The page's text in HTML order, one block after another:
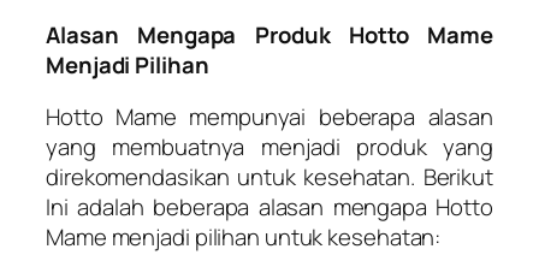
Alasan Mengapa Produk Hotto Mame
Menjadi Pilihan
Hotto Mame mempunyai beberapa alasan
yang membuatnya menjadi produk yang
direkomendasikan untuk kesehatan. Berikut
Ini adalah beberapa alasan mengapa Hotto
Mame menjadi pilihan untuk kesehatan: